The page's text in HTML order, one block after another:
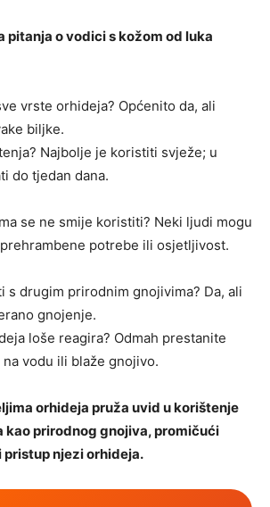
pitanja o vodici s kožom od luka
vrste orhideja? Općenito da, ali
biljke.
Najbolje je koristiti svježe; u
do tjedan dana.
se ne smije koristiti? Neki ljudi mogu
potrebe ili osjetljivost.
s drugim prirodnim gnojivima? Da, ali
gnojenje.
loše reagira? Odmah prestanite
vodu ili blaže gnojivo.
orhideja pruža uvid u korištenje
kao prirodnog gnojiva, promičući
njezi orhideja.